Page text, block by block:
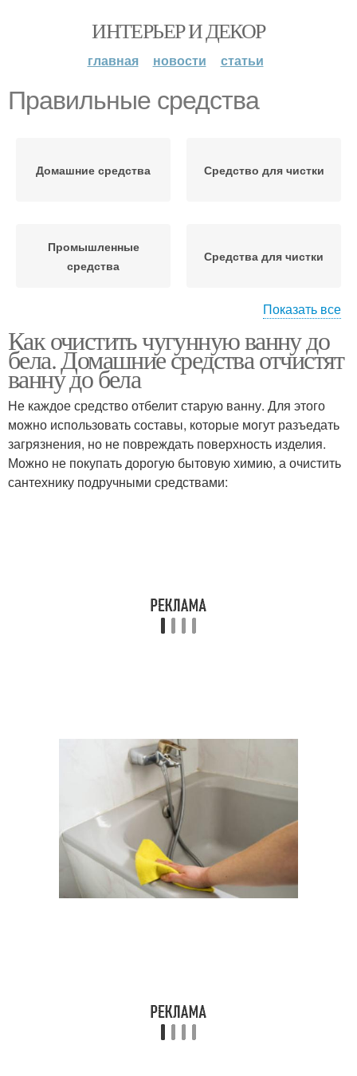
ИНТЕРЬЕР И ДЕКОР
главная новости статьи
Правильные средства
Домашние средства Средство для чистки
Промышленные
средства
Средства для чистки
Подручные средства
Показать все
Как очистить чугунную ванну до
бела. Домашние средства отчистят
ванну до бела
Не каждое средство отбелит старую ванну. Для этого
можно использовать составы, которые могут разъедать
загрязнения, но не повреждать поверхность изделия.
Можно не покупать дорогую бытовую химию, а очистить
сантехнику подручными средствами: